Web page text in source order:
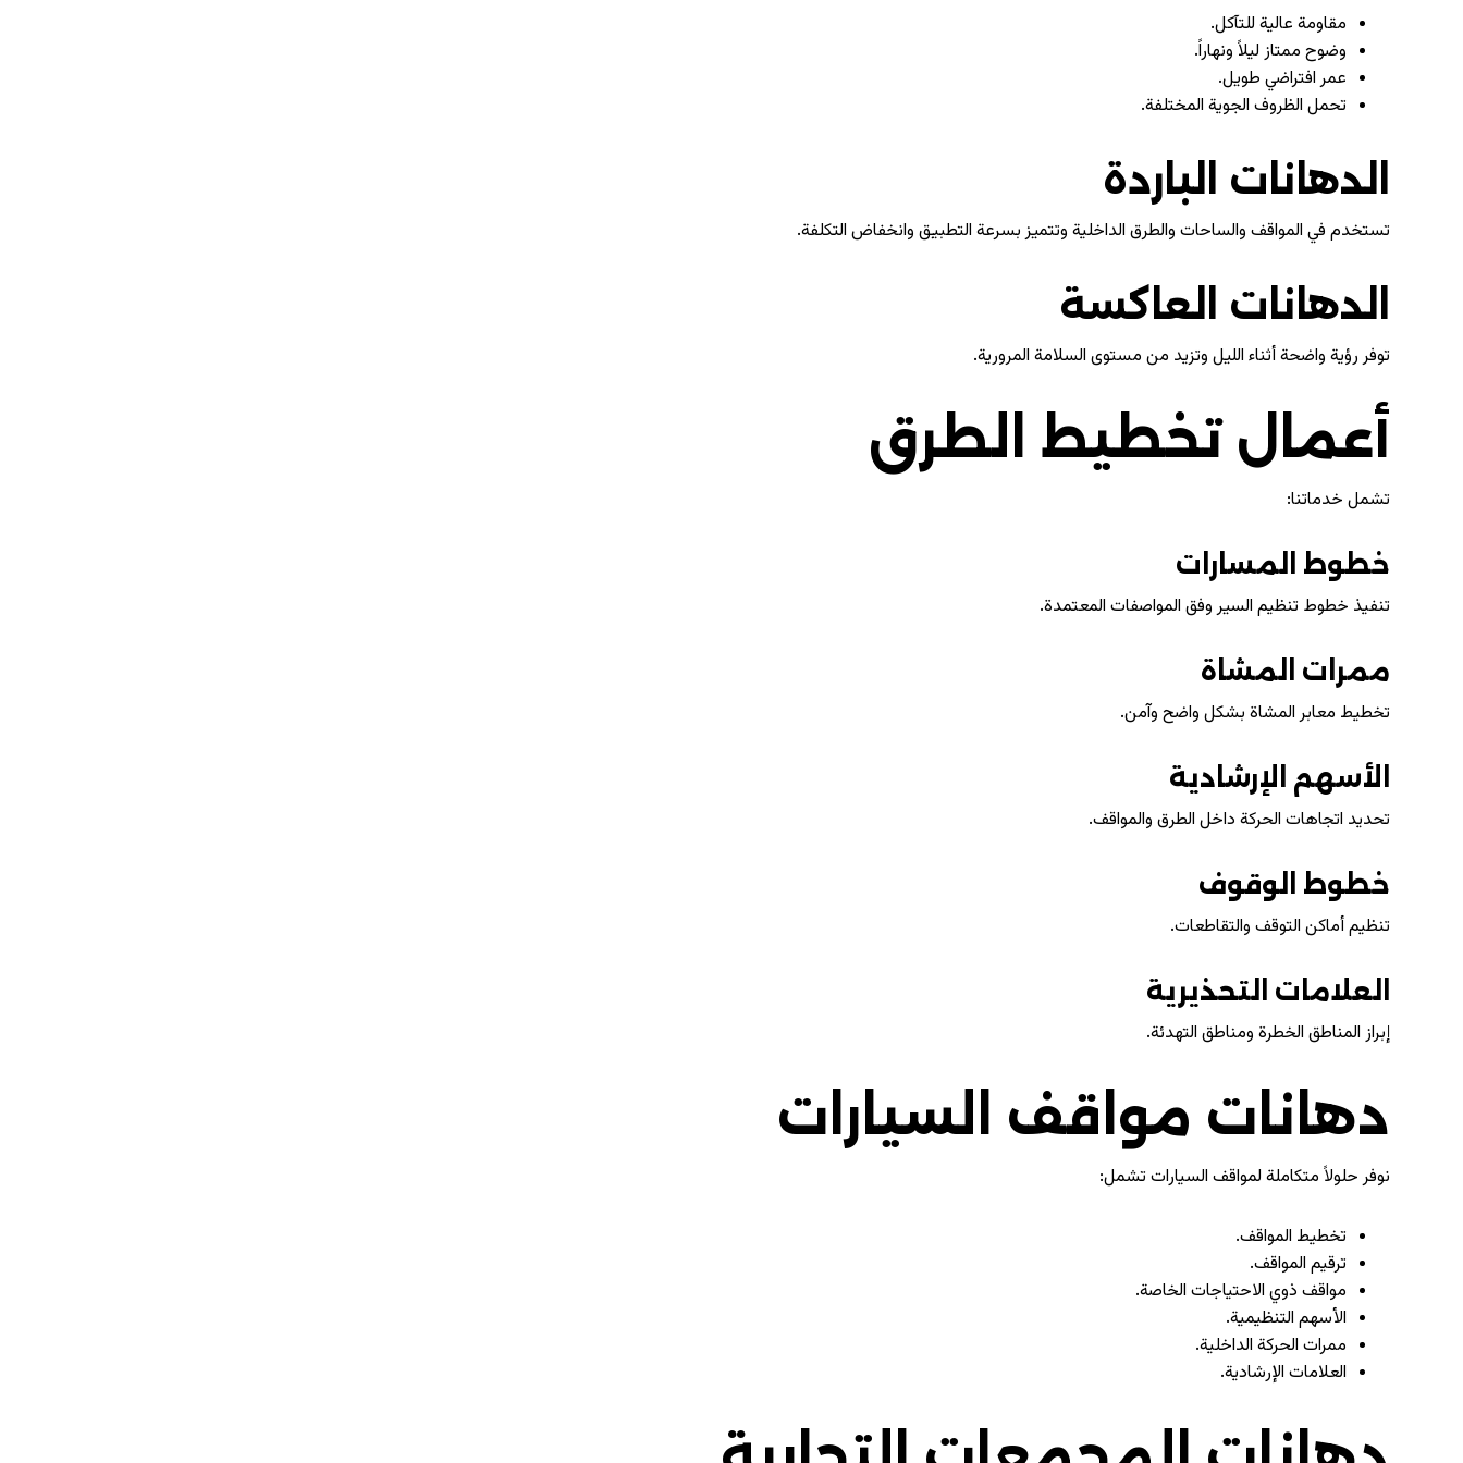
مقاومة عالية للتآكل.
وضوح ممتاز ليلاً ونهاراً.
عمر افتراضي طويل.
تحمل الظروف الجوية المختلفة.
الدهانات الباردة
تستخدم في المواقف والساحات والطرق الداخلية وتتميز بسرعة التطبيق وانخفاض التكلفة.
الدهانات العاكسة
توفر رؤية واضحة أثناء الليل وتزيد من مستوى السلامة المرورية.
أعمال تخطيط الطرق
تشمل خدماتنا:
خطوط المسارات
تنفيذ خطوط تنظيم السير وفق المواصفات المعتمدة.
ممرات المشاة
تخطيط معابر المشاة بشكل واضح وآمن.
الأسهم الإرشادية
تحديد اتجاهات الحركة داخل الطرق والمواقف.
خطوط الوقوف
تنظيم أماكن التوقف والتقاطعات.
العلامات التحذيرية
إبراز المناطق الخطرة ومناطق التهدئة.
دهانات مواقف السيارات
نوفر حلولاً متكاملة لمواقف السيارات تشمل:
تخطيط المواقف.
ترقيم المواقف.
مواقف ذوي الاحتياجات الخاصة.
الأسهم التنظيمية.
ممرات الحركة الداخلية.
العلامات الإرشادية.